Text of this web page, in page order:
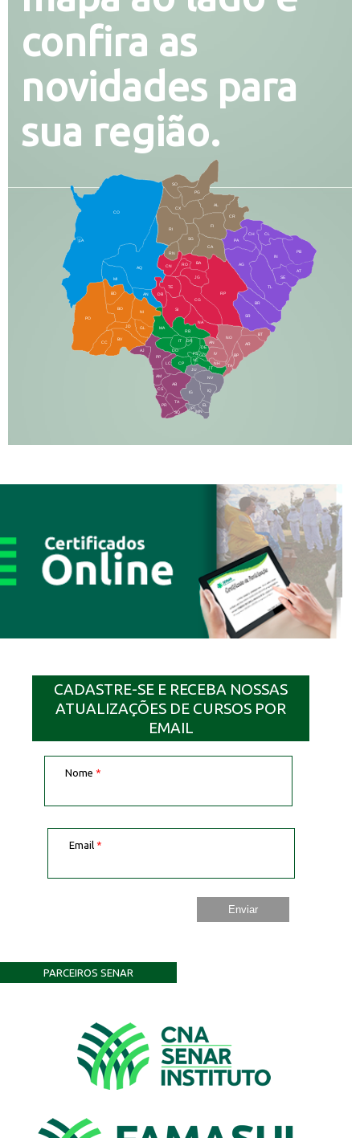
confira as
novidades para
sua região.
CO
AQ
MI
AN
CX
RI
AL
CR
FI
SG
BA
CA
PA
CH CL
PB
SE
TL
AG
BR
SR
BT
AR
RP
RO
JG
CG
SI
NA
TA
NH
JT
RB
MA
IT
DR
DO
CP
JU
NV
IQ
EL
BD
BO
NI
JD
PO
BV
CC
PP
AJ
LC
AM
AB
JP
DB
TE
CS
PR
TA
SQ
IG
MN
IN
NO
BP
RN
CN
GL
AN
IV
FS
VC
GD
DE
AT
PG
SO
LA
CADASTRE-SE E RECEBA NOSSAS
ATUALIZAÇÕES DE CURSOS POR
EMAIL
Nome *
Email *
PARCEIROS SENAR